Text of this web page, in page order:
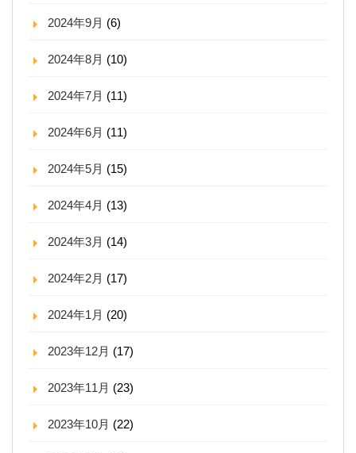
2024年9月 (6)
2024年8月 (10)
2024年7月 (11)
2024年6月 (11)
2024年5月 (15)
2024年4月 (13)
2024年3月 (14)
2024年2月 (17)
2024年1月 (20)
2023年12月 (17)
2023年11月 (23)
2023年10月 (22)